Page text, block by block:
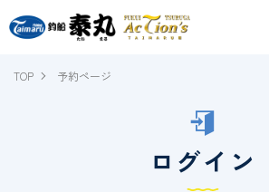
TOP 予約ページ
ログイン